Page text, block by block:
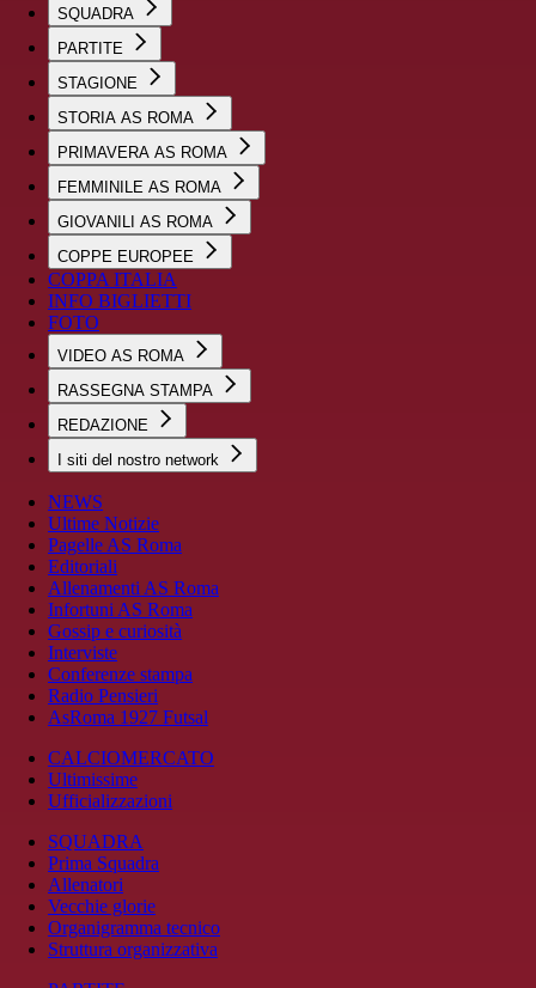
SQUADRA
PARTITE
STAGIONE
STORIA AS ROMA
PRIMAVERA AS ROMA
FEMMINILE AS ROMA
GIOVANILI AS ROMA
COPPE EUROPEE
COPPA ITALIA
INFO BIGLIETTI
FOTO
VIDEO AS ROMA
RASSEGNA STAMPA
REDAZIONE
I siti del nostro network
NEWS
Ultime Notizie
Pagelle AS Roma
Editoriali
Allenamenti AS Roma
Infortuni AS Roma
Gossip e curiosità
Interviste
Conferenze stampa
Radio Pensieri
AsRoma 1927 Futsal
CALCIOMERCATO
Ultimissime
Ufficializzazioni
SQUADRA
Prima Squadra
Allenatori
Vecchie glorie
Organigramma tecnico
Struttura organizzativa